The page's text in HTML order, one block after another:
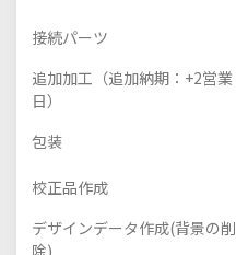
接続パーツ
追加加工（追加納期：+2営業
日）
包装
校正品作成
デザインデータ作成(背景の削
除)